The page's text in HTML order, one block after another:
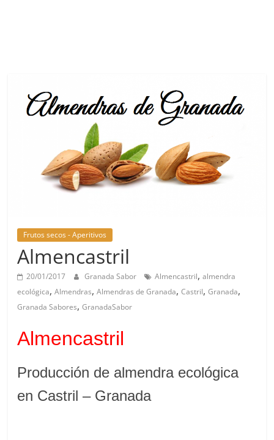
Frutos secos - Aperitivos
Almencastril
20/01/2017 Granada Sabor Almencastril,almendra
ecológica,Almendras,Almendras de Granada,Castril,Granada,
Granada Sabores,GranadaSabor
Almencastril
Producción de almendra ecológica
en Castril – Granada